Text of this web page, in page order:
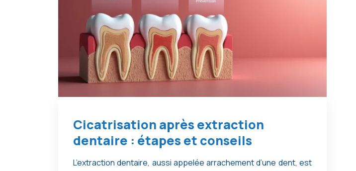
Cicatrisation après extraction
dentaire : étapes et conseils
L’extraction dentaire, aussi appelée arrachement d’une dent, est